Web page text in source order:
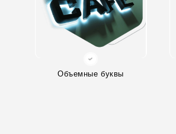
Объемные буквы